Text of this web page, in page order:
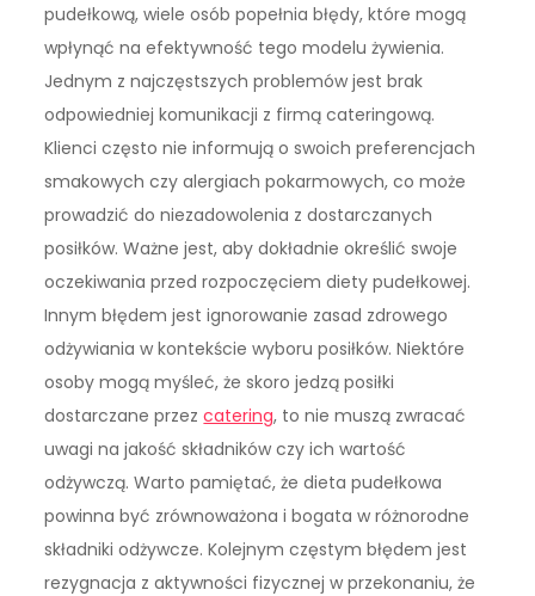
pudełkową, wiele osób popełnia błędy, które mogą
wpłynąć na efektywność tego modelu żywienia.
Jednym z najczęstszych problemów jest brak
odpowiedniej komunikacji z firmą cateringową.
Klienci często nie informują o swoich preferencjach
smakowych czy alergiach pokarmowych, co może
prowadzić do niezadowolenia z dostarczanych
posiłków. Ważne jest, aby dokładnie określić swoje
oczekiwania przed rozpoczęciem diety pudełkowej.
Innym błędem jest ignorowanie zasad zdrowego
odżywiania w kontekście wyboru posiłków. Niektóre
osoby mogą myśleć, że skoro jedzą posiłki
dostarczane przezcatering, to nie muszą zwracać
uwagi na jakość składników czy ich wartość
odżywczą. Warto pamiętać, że dieta pudełkowa
powinna być zrównoważona i bogata w różnorodne
składniki odżywcze. Kolejnym częstym błędem jest
rezygnacja z aktywności fizycznej w przekonaniu, że